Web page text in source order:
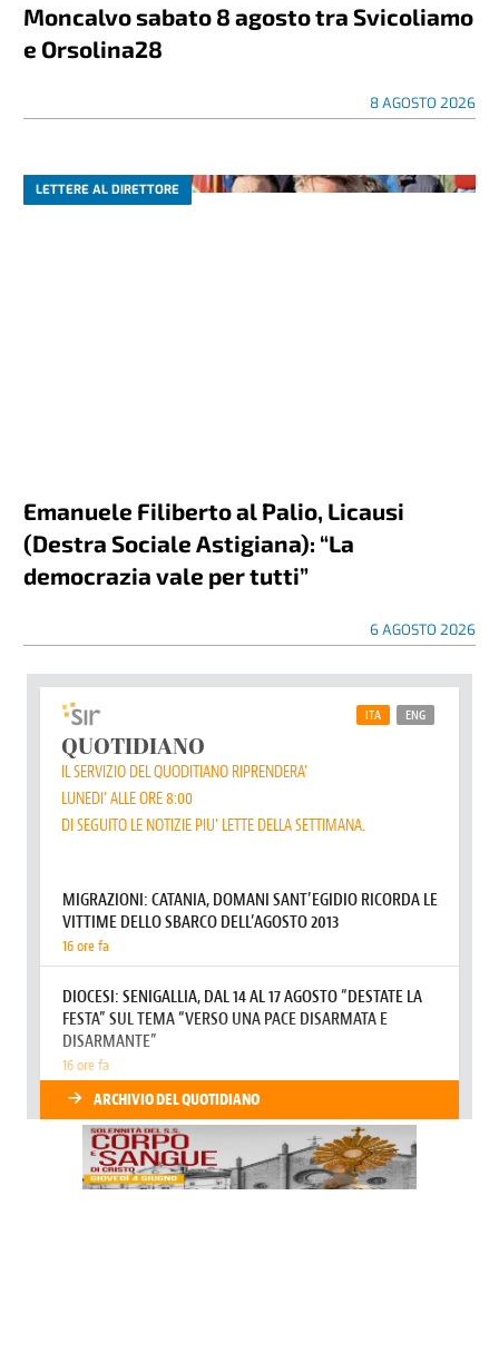
Moncalvo sabato 8 agosto tra Svicoliamo
e Orsolina28
8 AGOSTO 2026
LETTERE AL DIRETTORE
Emanuele Filiberto al Palio, Licausi
(Destra Sociale Astigiana): “La
democrazia vale per tutti”
6 AGOSTO 2026